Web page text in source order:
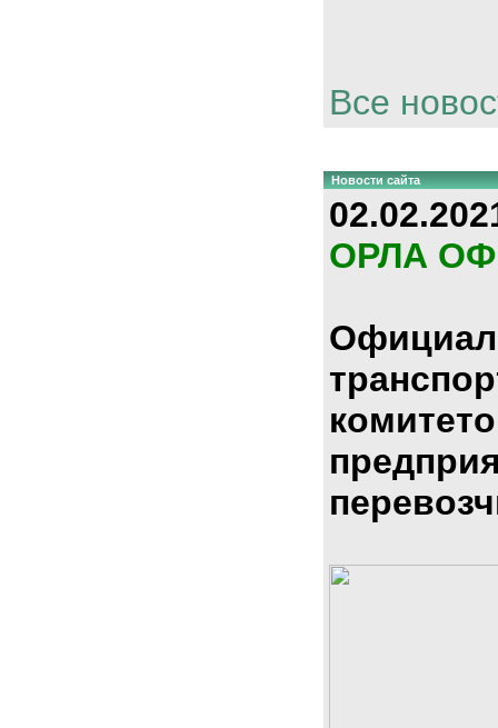
Все
Новости сайта
ОРЛА